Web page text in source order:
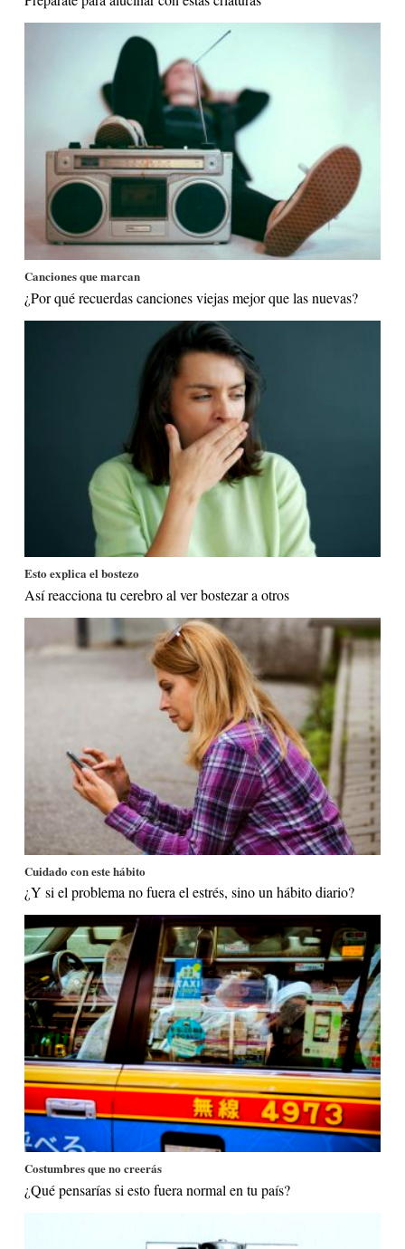
Canciones que marcan
¿Por qué recuerdas canciones viejas mejor que las nuevas?
Esto explica el bostezo
Así reacciona tu cerebro al ver bostezar a otros
Cuidado con este hábito
¿Y si el problema no fuera el estrés, sino un hábito diario?
Costumbres que no creerás
¿Qué pensarías si esto fuera normal en tu país?